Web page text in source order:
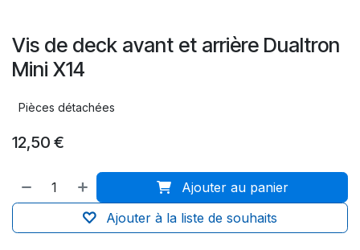
Vis de deck avant et arrière Dualtron
Mini X14
Pièces détachées
12,50 €
Ajouter au panier
Ajouter à la liste de souhaits